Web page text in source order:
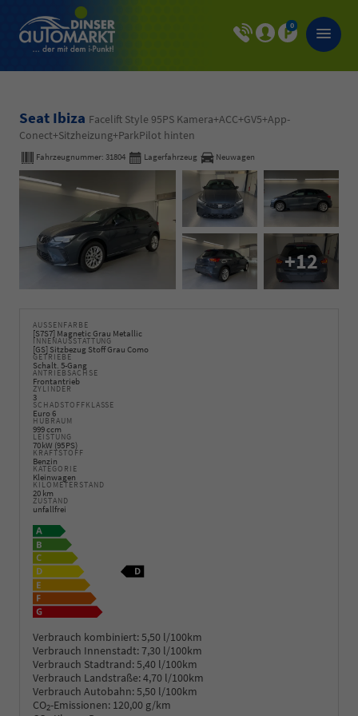
0
Seat Ibiza Facelift Style 95PS Kamera+ACC+GV5+App-
Conect+Sitzheizung+ParkPilot hinten
Fahrzeugnummer: 31804 Lagerfahrzeug Neuwagen
+12
AUSSENFARBE
[S7S7] Magnetic Grau Metallic
INNENAUSSTATTUNG
[GS] Sitzbezug Stoff Grau Como
GETRIEBE
Schalt. 5-Gang
ANTRIEBSACHSE
Frontantrieb
ZYLINDER
3
SCHADSTOFFKLASSE
Euro 6
HUBRAUM
999 ccm
LEISTUNG
70 kW (95 PS)
KRAFTSTOFF
Benzin
KATEGORIE
Kleinwagen
KILOMETERSTAND
20 km
ZUSTAND
unfallfrei
Verbrauch kombiniert:5,50 l/100km
Verbrauch Innenstadt:7,30 l/100km
Verbrauch Stadtrand:5,40 l/100km
Verbrauch Landstraße:4,70 l/100km
Verbrauch Autobahn:5,50 l/100km
CO2-Emissionen: 120,00 g/km